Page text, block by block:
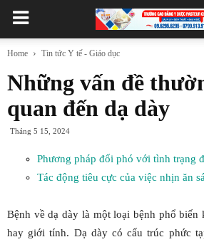
Home Tin tức Y tế - Giáo dục
Những vấn đề
quan đến dạ dày
Tháng 5 15, 2024
Phương pháp đối phó với tình trạng
Tác động tiêu cực của việc nhịn ăn
Bệnh về dạ dày là một loại bệnh phổ biến
hay giới tính. Dạ dày có cấu trúc phức